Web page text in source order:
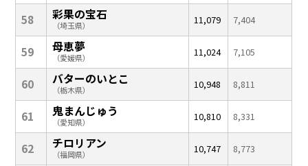
58 彩果の宝石
（埼玉県） 11,079 7,404
59 母恵夢
（愛媛県） 11,024 7,105
60 バターのいとこ
（栃木県） 10,948 8,811
61 鬼まんじゅう
（愛知県） 10,810 8,331
62 チロリアン
（福岡県） 10,747 8,773